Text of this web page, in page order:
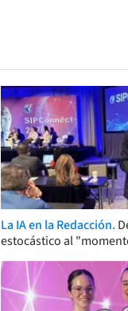
La IA en la Redacción.
estocástico al